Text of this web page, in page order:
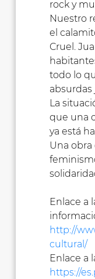
rock y
Nuestro
el
Cruel.
todo lo
absurdas
La
que una
ya está
Una obra
Enlace a
http://
cultural/
Enlace a
https://